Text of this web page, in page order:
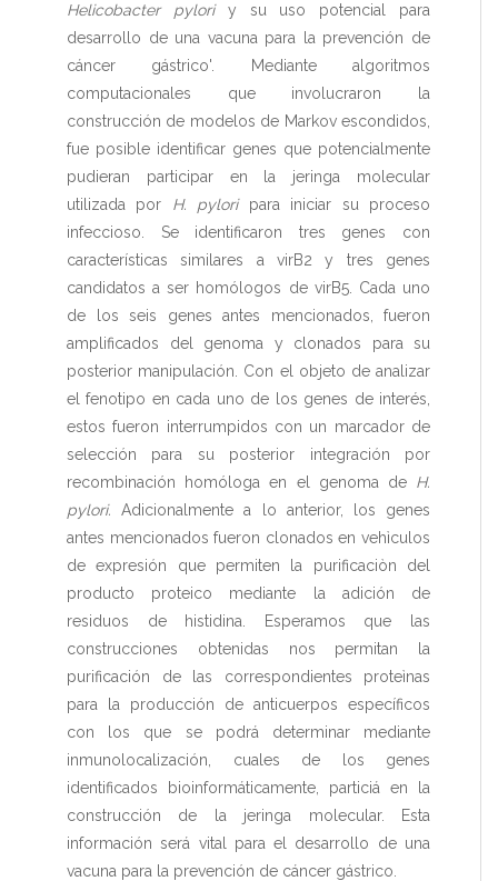
Helicobacter pyloriy su uso potencial para
desarrollo de una vacuna para la prevención de
cáncer gástrico'. Mediante algoritmos
computacionales que involucraron la
construcción de modelos de Markov escondidos,
fue posible identificar genes que potencialmente
pudieran participar en la jeringa molecular
utilizada por H. pyloripara iniciar su proceso
infeccioso. Se identificaron tres genes con
características similares a virB2 y tres genes
candidatos a ser homólogos de virB5. Cada uno
de los seis genes antes mencionados, fueron
amplificados del genoma y clonados para su
posterior manipulación. Con el objeto de analizar
el fenotipo en cada uno de los genes de interés,
estos fueron interrumpidos con un marcador de
selección para su posterior integración por
recombinación homóloga en el genoma de H.
pylori. Adicionalmente a lo anterior, los genes
antes mencionados fueron clonados en vehìculos
de expresión que permiten la purificaciòn del
producto proteico mediante la adición de
residuos de histidina. Esperamos que las
construcciones obtenidas nos permitan la
purificación de las correspondientes proteìnas
para la producción de anticuerpos específicos
con los que se podrá determinar mediante
inmunolocalización, cuales de los genes
identificados bioinformáticamente, particiá en la
construcción de la jeringa molecular. Esta
información será vital para el desarrollo de una
vacuna para la prevención de cáncer gástrico.